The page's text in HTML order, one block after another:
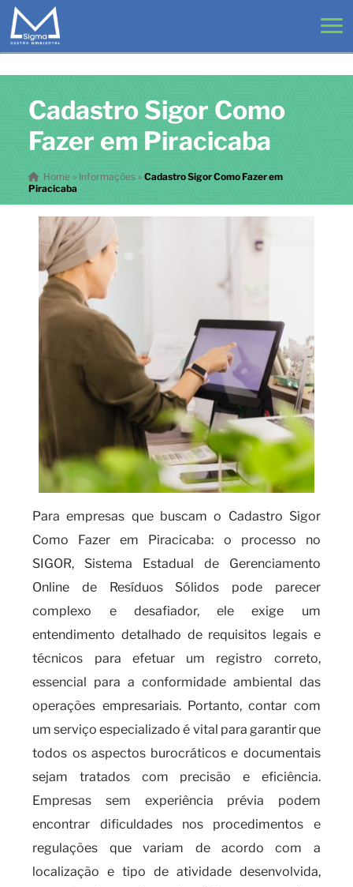
Cadastro Sigor Como
Fazer em Piracicaba
Home» Informações » Cadastro Sigor Como Fazer em
Piracicaba
Para empresas que buscam o Cadastro Sigor
Como Fazer em Piracicaba: o processo no
SIGOR, Sistema Estadual de Gerenciamento
Online de Resíduos Sólidos pode parecer
complexo e desafiador, ele exige um
entendimento detalhado de requisitos legais e
técnicos para efetuar um registro correto,
essencial para a conformidade ambiental das
operações empresariais. Portanto, contar com
um serviço especializado é vital para garantir que
todos os aspectos burocráticos e documentais
sejam tratados com precisão e eficiência.
Empresas sem experiência prévia podem
encontrar dificuldades nos procedimentos e
regulações que variam de acordo com a
localização e tipo de atividade desenvolvida,